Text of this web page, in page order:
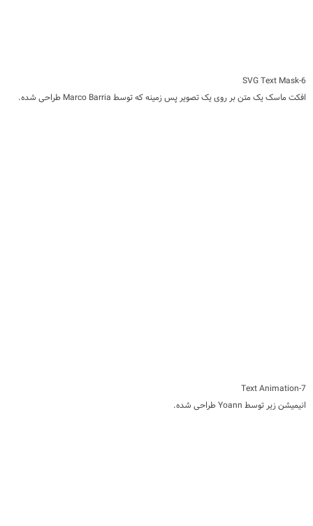
6-SVG Text Mask
افکت ماسک یک متن بر روی یک تصویر پس زمینه که توسط Marco Barria طراحی شده.
7-Text Animation
انیمیشن زیر توسط Yoann طراحی شده.